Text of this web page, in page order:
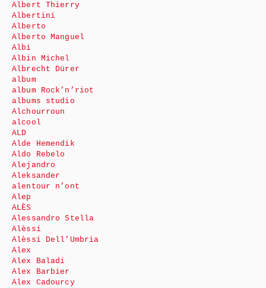
Albert Thierry
Albertini
Alberto
Alberto Manguel
Albi
Albin Michel
Albrecht Dürer
album
album Rock’n’riot
albums studio
Alchourroun
alcool
ALD
Alde Hemendik
Aldo Rebelo
Alejandro
Aleksander
alentour n’ont
Alep
ALÈS
Alessandro Stella
Alèssi
Alèssi Dell’Umbria
Alex
Alex Baladi
Alex Barbier
Alex Cadourcy